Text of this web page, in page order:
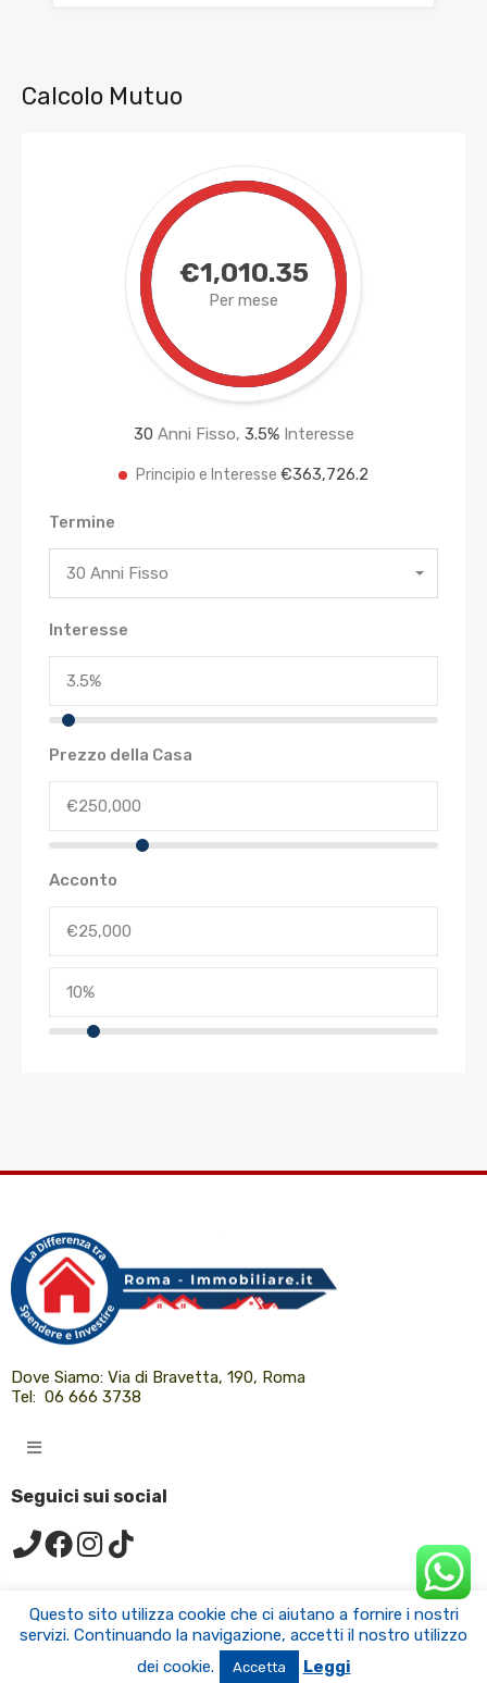
Calcolo Mutuo
€1,010.35
Per mese
30 Anni Fisso, 3.5%Interesse
Principio e Interesse €363,726.2
Termine
30 Anni Fisso
Interesse
Prezzo della Casa
Acconto
Dove Siamo: Via di Bravetta, 190, Roma
Tel: 06 666 3738
Seguici sui social
© 2024 Roma-immobiliare.it Tutti i diritti riservati.
Sito Web realizzato da
Questo sito utilizza cookie che ci aiutano a fornire i nostri
servizi. Continuando la navigazione, accetti il nostro utilizzo
dei cookie.
Accetta Leggi